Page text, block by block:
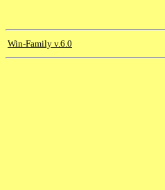
Win-Family v.6.0